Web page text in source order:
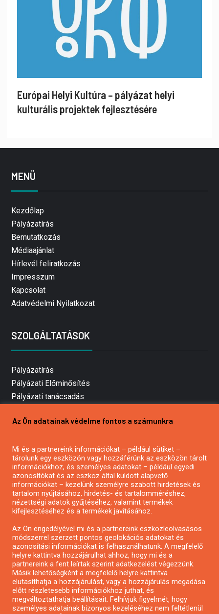
Európai Helyi Kultúra – pályázat helyi
kulturális projektek fejlesztésére
MENÜ
Kezdőlap
Pályázatírás
Bemutatkozás
Médiaajánlat
Hírlevél feliratkozás
Impresszum
Kapcsolat
Adatvédelmi Nyilatkozat
SZOLGÁLTATÁSOK
Pályázatírás
Pályázati Előminősítés
Pályázati tanácsadás
Mezőgazdasági pályázatírás
Pályázatírás civil szervezeteknek
Pályázatírás önkormányzatoknak
Pályázatfigyelés
Specifikus pályázatfigyelés vagy hírlevél
Pályázatok magánszemélyeknek
Pályázatok civil szervezeteknek
Pályázatok vállalkozásoknak
Önkormányzati pályázatok
Mezőgazdasági pályázatok
Az Ön adatainak védelme fontos a számunkra
Mi és a partnereink információkat – például sütiket –
tárolunk egy eszközön vagy hozzáférünk az eszközön tárolt
információkhoz, és személyes adatokat – például egyedi
azonosítókat és az eszköz által küldött alapvető
információkat – kezelünk személyre szabott hirdetések és
tartalom nyújtásához, hirdetés- és tartalomméréshez,
nézettségi adatok gyűjtéséhez, valamint termékek
kifejlesztéséhez és a termékek javításához.
Az Ön engedélyével mi és a partnereink eszközleolvasásos
módszerrel szerzett pontos geolokációs adatokat és
azonosítási információkat is felhasználhatunk. A megfelelő
helyre kattintva hozzájárulhat ahhoz, hogy mi és a
partnereink a fent leírtak szerint adatkezelést végezzünk.
Másik lehetőségként a megfelelő helyre kattintva
elutasíthatja a hozzájárulást, vagy a hozzájárulás megadása
előtt részletesebb információkhoz juthat, és
megváltoztathatja beállításait. Felhívjuk figyelmét, hogy
személyes adatainak bizonyos kezeléséhez nem feltétlenül